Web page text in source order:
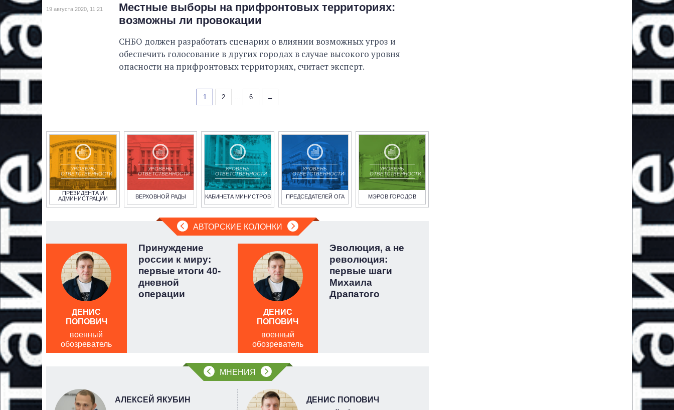
19 августа 2020, 11:21
Местные выборы на прифронтовых территориях:
возможны ли провокации
СНБО должен разработать сценарии о влиянии возможных угроз и
обеспечить голосование в других городах в случае высокого уровня
опасности на прифронтовых территориях, считает эксперт.
1 2 6 →
УРОВЕНЬ
ОТВЕТСТВЕННОСТИ
ПРЕЗИДЕНТА И
АДМИНИСТРАЦИИ
УРОВЕНЬ
ОТВЕТСТВЕННОСТИ
ВЕРХОВНОЙ РАДЫ
УРОВЕНЬ
ОТВЕТСТВЕННОСТИ
КАБИНЕТА МИНИСТРОВ
УРОВЕНЬ
ОТВЕТСТВЕННОСТИ
ПРЕДСЕДАТЕЛЕЙ ОГА
УРОВЕНЬ
ОТВЕТСТВЕННОСТИ
МЭРОВ ГОРОДОВ
АВТОРСКИЕ КОЛОНКИ
Принуждение
россии к миру:
первые итоги 40-
дневной
операции
ДЕНИС
ПОПОВИЧ
военный
обозреватель
Эволюция, а не
революция:
первые шаги
Михаила
Драпатого
ДЕНИС
ПОПОВИЧ
военный
обозреватель
МНЕНИЯ
АЛЕКСЕЙ ЯКУБИН
ДЕНИС ПОПОВИЧ